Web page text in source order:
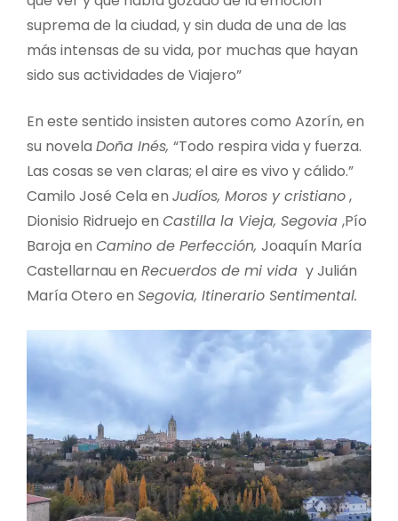
suprema de la ciudad, y sin duda de una de las
más intensas de su vida, por muchas que hayan
sido sus actividades de Viajero”
En este sentido insisten autores como Azorín, en
su novela Doña Inés, “Todo respira vida y fuerza.
Las cosas se ven claras; el aire es vivo y cálido.”
Camilo José Cela en Judíos, Moros y cristiano,
Dionisio Ridruejo en Castilla la Vieja, Segovia ,Pío
Baroja en Camino de Perfección, Joaquín María
Castellarnau en Recuerdos de mi vida y Julián
María Otero en Segovia, Itinerario Sentimental.